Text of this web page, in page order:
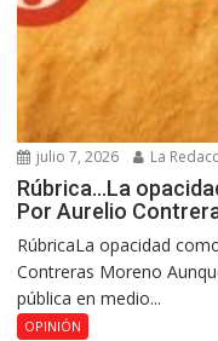
julio 7, 2026 La
Rúbrica…La
Por Aurelio
RúbricaLa opacidad
Contreras Moreno
pública en medio...
OPINIÓN